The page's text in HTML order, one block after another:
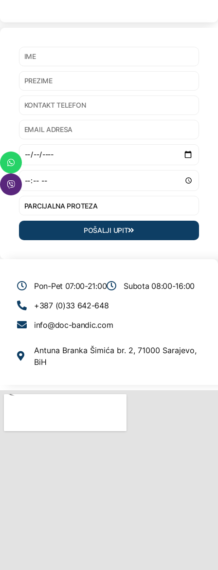
POŠALJI UPIT
Pon-Pet 07:00-21:00
Subota 08:00-16:00
+387 (0)33 642-648
info@doc-bandic.com
Antuna Branka Šimića br. 2, 71000 Sarajevo,
BiH